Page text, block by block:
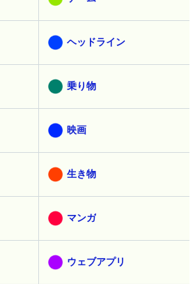
ヘッドライン
乗り物
映画
生き物
マンガ
ウェブアプリ